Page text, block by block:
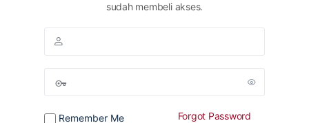
sudah membeli akses.
Remember Me Forgot Password